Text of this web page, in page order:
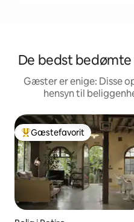
De bedst
Gæster er enige: Disse
hensyn til
Bedste gæstefavorit
Gæstefavorit